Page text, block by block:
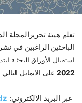
تعلم هيئة تحريرالمجلة
الباحثين الراغبين في نشر
استقبال الأوراق البحثية
2022 على الايمايل التالي
عبر البريد الالكتروني: